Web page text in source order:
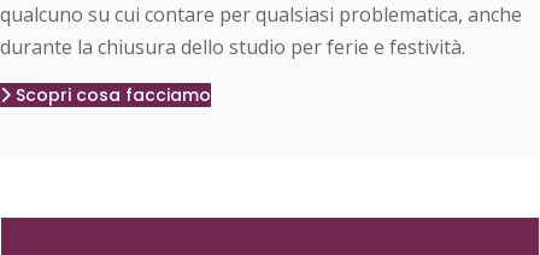
qualcuno su cui contare per qualsiasi problematica, anche
durante la chiusura dello studio per ferie e festività.
Scopri cosa facciamo